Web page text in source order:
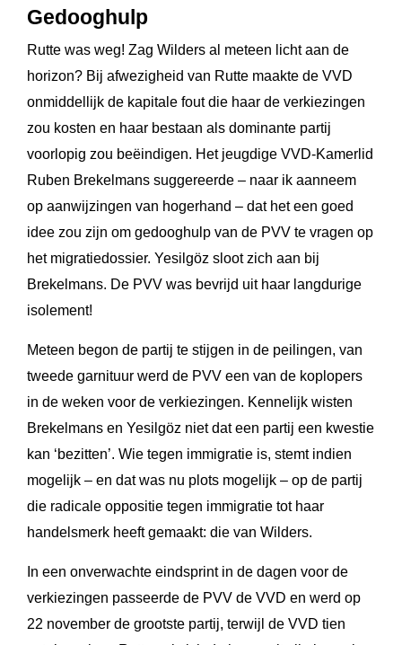
Gedooghulp
Rutte was weg! Zag Wilders al meteen licht aan de
horizon? Bij afwezigheid van Rutte maakte de VVD
onmiddellijk de kapitale fout die haar de verkiezingen
zou kosten en haar bestaan als dominante partij
voorlopig zou beëindigen. Het jeugdige VVD-Kamerlid
Ruben Brekelmans suggereerde – naar ik aanneem
op aanwijzingen van hogerhand – dat het een goed
idee zou zijn om gedooghulp van de PVV te vragen op
het migratiedossier. Yesilgöz sloot zich aan bij
Brekelmans. De PVV was bevrijd uit haar langdurige
isolement!
Meteen begon de partij te stijgen in de peilingen, van
tweede garnituur werd de PVV een van de koplopers
in de weken voor de verkiezingen. Kennelijk wisten
Brekelmans en Yesilgöz niet dat een partij een kwestie
kan ‘bezitten’. Wie tegen immigratie is, stemt indien
mogelijk – en dat was nu plots mogelijk – op de partij
die radicale oppositie tegen immigratie tot haar
handelsmerk heeft gemaakt: die van Wilders.
In een onverwachte eindsprint in de dagen voor de
verkiezingen passeerde de PVV de VVD en werd op
22 november de grootste partij, terwijl de VVD tien